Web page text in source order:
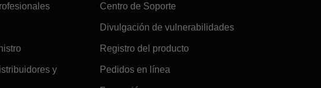
y
Centro de Soporte
Divulgación de vulnerabilidades
Registro del producto
Pedidos en línea